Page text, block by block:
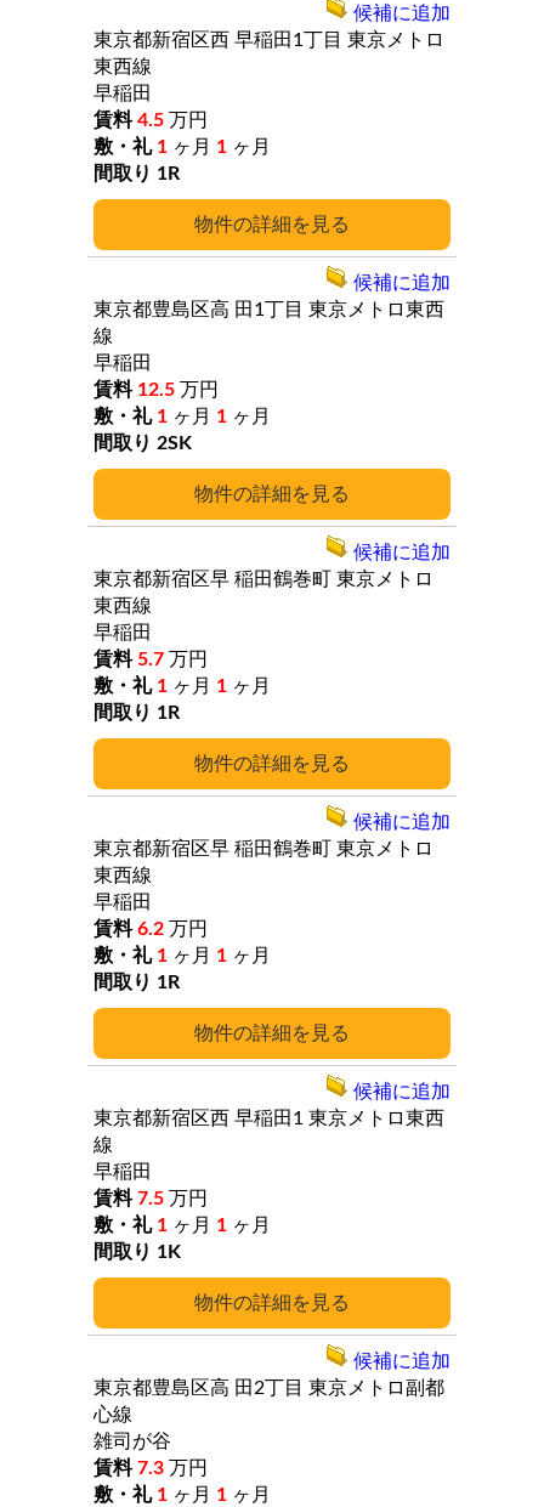
詳細
東京都新宿区西 早稲田1丁目 東京メトロ
東西線
早稲田
4.5 万円
1 ヶ月 1 ヶ月
1R
候補に追加
詳細
東京都豊島区高 田1丁目 東京メトロ東西
線
早稲田
12.5 万円
1 ヶ月 1 ヶ月
2SK
候補に追加
詳細
東京都新宿区早 稲田鶴巻町 東京メトロ
東西線
早稲田
5.7 万円
1 ヶ月 1 ヶ月
1R
候補に追加
詳細
東京都新宿区早 稲田鶴巻町 東京メトロ
東西線
早稲田
6.2 万円
1 ヶ月 1 ヶ月
1R
候補に追加
詳細
東京都新宿区西 早稲田1 東京メトロ東西
線
早稲田
7.5 万円
1 ヶ月 1 ヶ月
1K
候補に追加
東京都豊島区高 田2丁目 東京メトロ副都
心線
雑司が谷
7.3 万円
1 ヶ月 1 ヶ月
候補に追加